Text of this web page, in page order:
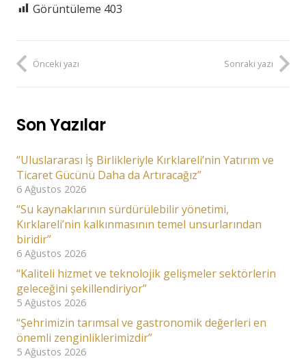
Görüntüleme 403
Önceki yazı Sonraki yazı
Son Yazılar
“Uluslararası İş Birlikleriyle Kırklareli’nin Yatırım ve
Ticaret Gücünü Daha da Artıracağız”
6 Ağustos 2026
“Su kaynaklarının sürdürülebilir yönetimi,
Kırklareli’nin kalkınmasının temel unsurlarından
biridir”
6 Ağustos 2026
“Kaliteli hizmet ve teknolojik gelişmeler sektörlerin
geleceğini şekillendiriyor”
5 Ağustos 2026
“Şehrimizin tarımsal ve gastronomik değerleri en
önemli zenginliklerimizdir”
5 Ağustos 2026